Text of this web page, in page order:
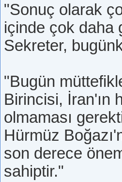
"Sonuç olarak
içinde çok daha
Sekreter,
"Bugün
Birincisi, İran'ın
olmaması
Hürmüz
son derece
sahiptir."